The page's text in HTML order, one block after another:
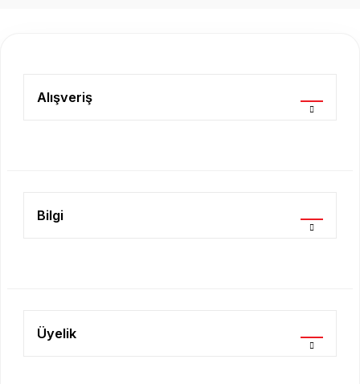
Ürün açıklamasında eksik bilgiler bulunuyor.
Alışveriş
Bilgi
Üyelik